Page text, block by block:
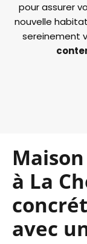
pour assurer
nouvelle
sereinement
à La
avec